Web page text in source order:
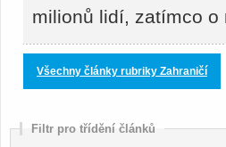
milionů lidí, zatímco
Všechny články rubriky Zahraničí
Filtr pro třídění článků